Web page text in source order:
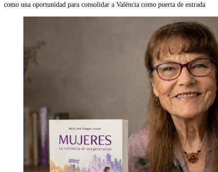
como una oportunidad para consolidar a València como puerta de entrada